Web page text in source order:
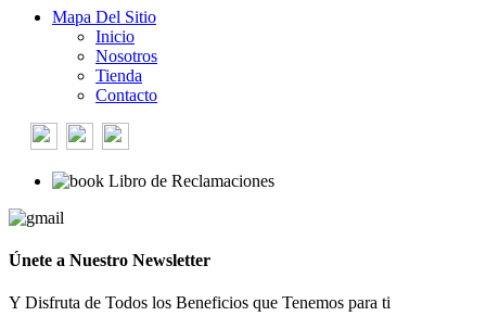
Mapa Del Sitio
Inicio
Nosotros
Tienda
Contacto
Libro de Reclamaciones
Únete a Nuestro Newsletter
Y Disfruta de Todos los Beneficios que Tenemos para ti